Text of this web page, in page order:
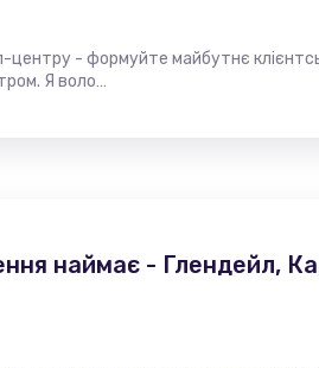
центру - формуйте майбутнє
Я воло…
наймає - Глендейл,